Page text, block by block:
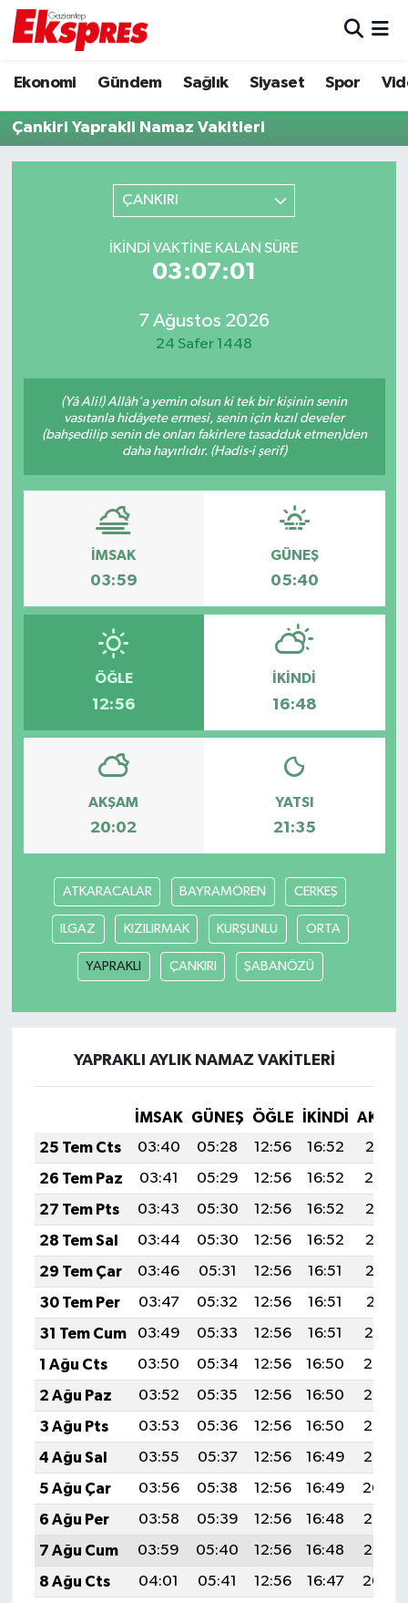
Ekonomi Gündem Sağlık Siyaset Spor
Çankiri Yaprakli Namaz Vakitleri
ÇANKIRI
İKINDI VAKTINE KALAN SÜRE
03:07:01
7 Ağustos 2026
24 Safer 1448
(Yâ Ali!) Allâh'a yemin olsun ki tek bir kişinin senin
vasıtanla hidâyete ermesi, senin için kızıl develer
(bahşedilip senin de onları fakirlere tasadduk etmen)den
daha hayırlıdır. (Hadis-i şerif)
İMSAK
03:59
GÜNEŞ
05:40
ÖĞLE
12:56
İKINDI
16:48
AKŞAM
20:02
YATSI
21:35
ATKARACALAR BAYRAMÖREN CERKEŞ
ILGAZ KIZILIRMAK KURŞUNLU ORTA
YAPRAKLI ÇANKIRI ŞABANÖZÜ
YAPRAKLI AYLIK NAMAZ VAKITLERI
İMSAK GÜNEŞ ÖĞLE İKINDI
25 Tem Cts
03:40 05:28 12:56 16:52
20:15
26 Tem Paz
03:41 05:29 12:56 16:52
20:14
27 Tem Pts
03:43 05:30 12:56 16:52
20:13
28 Tem Sal
03:44 05:30 12:56 16:52
20:13
29 Tem Çar
03:46 05:31 12:56 16:51
20:12
30 Tem Per
03:47 05:32 12:56 16:51
20:11
31 Tem Cum
03:49 05:33 12:56 16:51
20:10
1 Ağu Cts
03:50 05:34 12:56 16:50
20:08
2 Ağu Paz
03:52 05:35 12:56 16:50
20:07
3 Ağu Pts
03:53 05:36 12:56 16:50
20:06
4 Ağu Sal
03:55 05:37 12:56 16:49
20:05
5 Ağu Çar
03:56 05:38 12:56 16:49
20:04
6 Ağu Per
03:58 05:39 12:56 16:48
20:03
7 Ağu Cum
03:59 05:40 12:56 16:48
20:02
8 Ağu Cts
04:01 05:41 12:56 16:47
20:00
Ekonomi
Gaziantep son dakika
Gündem
Magazin
Müzik
Piyasa
Resmi İlanlar
Sağlık
Sinemalar
Siyaset
Teknoloji
Yaşam
Yeme-İçme
Trafik Durumu
Puan Durumu ve Fikstür
Tüm Manşetler
Son Dakika Haberleri